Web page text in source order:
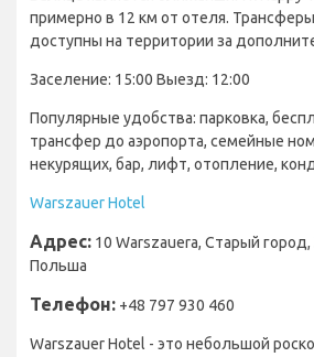
примерно в 12 км от отеля.
доступны на территории за
Заселение: 15:00 Выезд: 12:00
Популярные удобства: парковка,
трансфер до аэропорта, семейные
некурящих, бар, лифт, отопление,
Warszauer Hotel
Адрес: 10 Warszauera, Старый
Польша
Телефон: +48 797 930 460
Warszauer Hotel - это небольшой